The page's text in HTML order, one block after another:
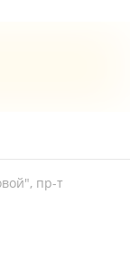
пр-т